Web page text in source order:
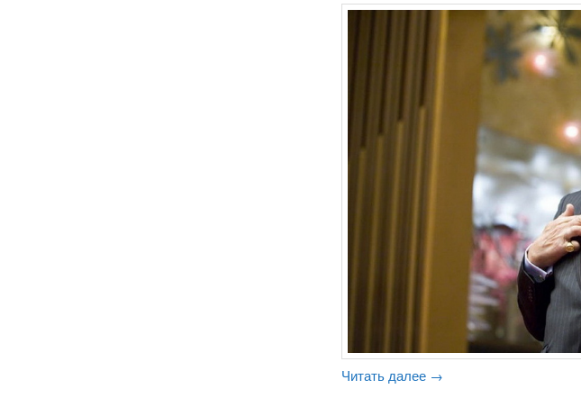
Читать далее →